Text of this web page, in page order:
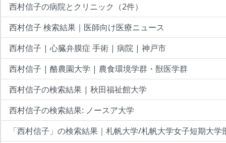
西村信子の病院とクリニック（2件）
西村信子 検索結果｜医師向け医療ニュース
西村信子 | 心臓弁膜症 手術 | 病院 | 神戸市
西村信子 | 酪農園大学 | 農食環境学群・獣医学群
西村信子の検索結果 | 秋田福祉館大学
西村信子の検索結果: ノースア大学
「西村信子」の検索結果｜札帆大学/札帆大学女子短期大学